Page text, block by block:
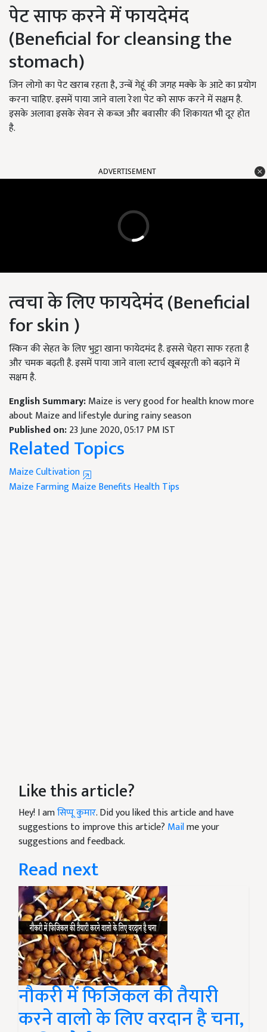
पेट साफ करने में फायदेमंद
(Beneficial for cleansing the
stomach)
जिन लोगो का पेट खराब रहता है, उन्बें गेहूं की जगह मक्के के आटे का प्रयोग
करना चाहिए. इसमें पाया जाने वाला रेशा पेट को साफ करने में सक्षम है.
इसके अलावा इसके सेवन से कब्ज और बवासीर की शिकायत भी दूर होत
है.
ADVERTISEMENT
त्वचा के लिए फायदेमंद (Beneficial
for skin)
स्किन की सेहत के लिए भुट्टा खाना फायेदमंद है. इससे चेहरा साफ रहता है
और चमक बढ़ती है. इसमें पाया जाने वाला स्टार्च खूबसूरती को बढ़ाने में
सक्षम है.
English Summary:Maize is very good for health know more
about Maize and lifestyle during rainy season
Published on:23 June 2020, 05:17 PM IST
Related Topics
Maize Cultivation
Maize FarmingMaize Benefits Health Tips
Like this article?
Hey! I amसिप्पू कुमार. Did you liked this article and have
suggestions to improve this article? Mailme your
suggestions and feedback.
Read next
नौकरी में फिजिकल की तैयारी
करने वालो के लिए वरदान है चना,